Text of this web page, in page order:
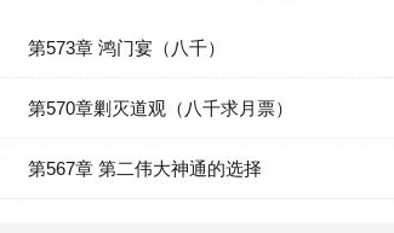
第573章 鸿门宴（八千）
第570章剿灭道观（八千求月票）
第567章 第二伟大神通的选择